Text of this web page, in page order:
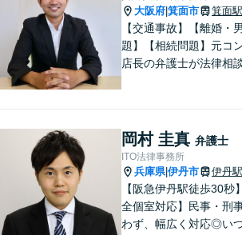
大阪府 箕面市 箕面駅
【交通事故】【離婚・
題】【相続問題】元コ
店長の弁護士が法律相談
岡村 圭真 弁護士
ITO法律事務所
兵庫県|伊丹市 伊丹駅
【阪急伊丹駅徒歩30秒
全個室対応】民事・刑
わず、幅広く対応◎いつ